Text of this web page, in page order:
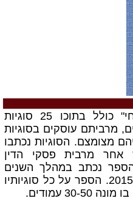
ספר "סוגיות במשפט האזרחי" כולל בתוכו 25 סוגיות
מרביתם עוסקים בסוגיות
מצומצם. הסוגיות נכתבו
אחר מרבית פסקי הדין
נכתב במהלך השנים
הספר על כל סוגיותיו
30-50 עמודים.